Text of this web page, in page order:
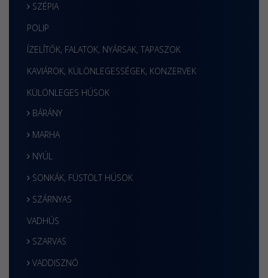
SZÉPIA
POLIP
ÍZELÍTŐK, FALATOK, NYÁRSAK, TAPASZOK
KAVIÁROK, KÜLÖNLEGESSÉGEK, KONZERVEK
KÜLÖNLEGES HÚSOK
BÁRÁNY
MARHA
NYÚL
SONKÁK, FÜSTÖLT HÚSOK
SZÁRNYAS
VADHÚS
SZARVAS
VADDISZNÓ